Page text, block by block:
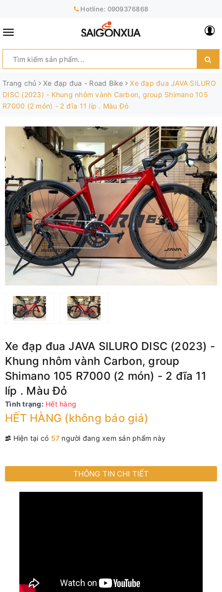
Hotline: 0909376868
Trang chủ Xe đạp đua - Road Bike
Xe đạp đua JAVA SILURO
DISC (2023) - Khung nhôm vành Carbon, group Shimano 105
R7000 (2 món) - 2 đĩa 11 líp . Màu Đỏ
Xe đạp đua JAVA SILURO DISC (2023) -
Khung nhôm vành Carbon, group
Shimano 105 R7000 (2 món) - 2 đĩa 11
líp . Màu Đỏ
Tình trạng: Hết hàng
HẾT HÀNG (không báo giá)
Hiện tại có 57 người đang xem sản phẩm này
THÔNG TIN CHI TIẾT